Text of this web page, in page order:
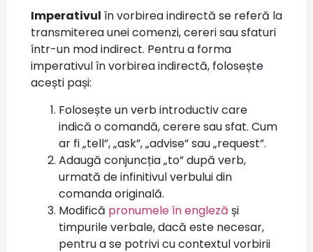
Imperativul în vorbirea indirectă se referă la
transmiterea unei comenzi, cereri sau sfaturi
într-un mod indirect. Pentru a forma
imperativul în vorbirea indirectă, folosește
acești pași:
Folosește un verb introductiv care
indică o comandă, cerere sau sfat. Cum
ar fi „tell”, „ask”, „advise” sau „request”.
Adaugă conjuncția „to” după verb,
urmată de infinitivul verbului din
comanda originală.
Modifică pronumele în engleză și
timpurile verbale, dacă este necesar,
pentru a se potrivi cu contextul vorbirii